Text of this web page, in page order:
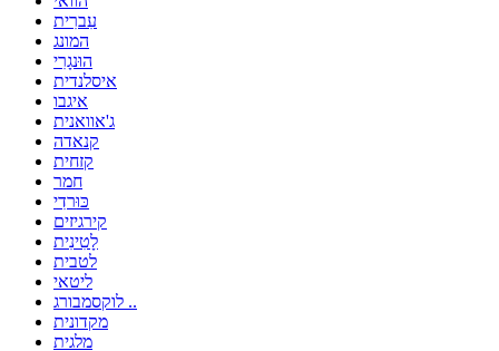
עִברִית
המונג
הוּנגָרִי
איסלנדית
איגבו
ג'אוואנית
קנאדה
קזחית
חמר
כּוּרדִי
קירגיזים
לָטִינִית
לטבית
ליטאי
לוקסמבורג ..
מקדונית
מלגית